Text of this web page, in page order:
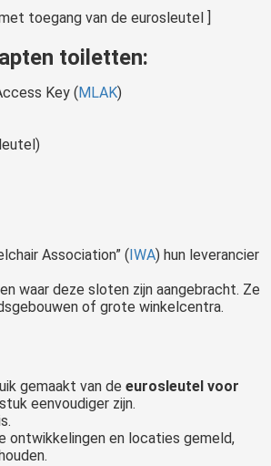
toegang van de eurosleutel ]
toiletten:
Key (MLAK)
Association” (IWA) hun leverancier
waar deze sloten zijn aangebracht. Ze
of grote winkelcentra.
gemaakt van deeurosleutel voor
eenvoudiger zijn.
ontwikkelingen en locaties gemeld,